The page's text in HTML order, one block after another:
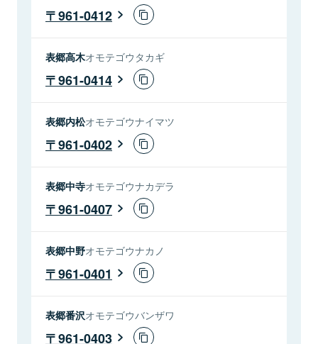
961-0412
表郷高木オモテゴウタカギ
961-0414
表郷内松オモテゴウナイマツ
961-0402
表郷中寺オモテゴウナカデラ
961-0407
表郷中野オモテゴウナカノ
961-0401
表郷番沢オモテゴウバンザワ
961-0403